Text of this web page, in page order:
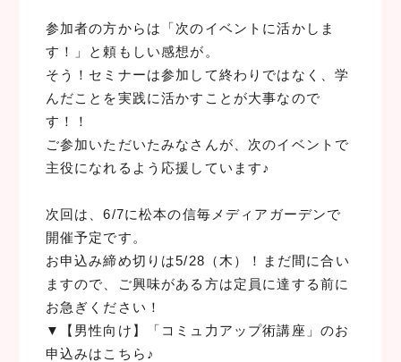
参加者の方からは「次のイベントに活かしま
す！」と頼もしい感想が。
そう！セミナーは参加して終わりではなく、学
んだことを実践に活かすことが大事なので
す！！
ご参加いただいたみなさんが、次のイベントで
主役になれるよう応援しています♪
次回は、6/7に松本の信毎メディアガーデンで
開催予定です。
お申込み締め切りは5/28（木）！まだ間に合い
ますので、ご興味がある方は定員に達する前に
お急ぎください！
▼【男性向け】「コミュ力アップ術講座」のお
申込みはこちら♪